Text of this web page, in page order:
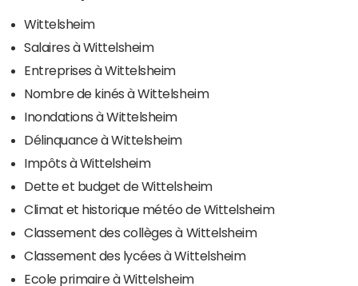
Wittelsheim
Salaires à Wittelsheim
Entreprises à Wittelsheim
Nombre de kinés à Wittelsheim
Inondations à Wittelsheim
Délinquance à Wittelsheim
Impôts à Wittelsheim
Dette et budget de Wittelsheim
Climat et historique météo de Wittelsheim
Classement des collèges à Wittelsheim
Classement des lycées à Wittelsheim
Ecole primaire à Wittelsheim